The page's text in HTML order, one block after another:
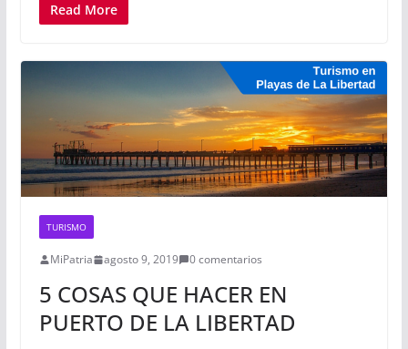
Read More
TURISMO
MiPatria agosto 9, 2019 0 comentarios
5 COSAS QUE HACER EN
PUERTO DE LA LIBERTAD